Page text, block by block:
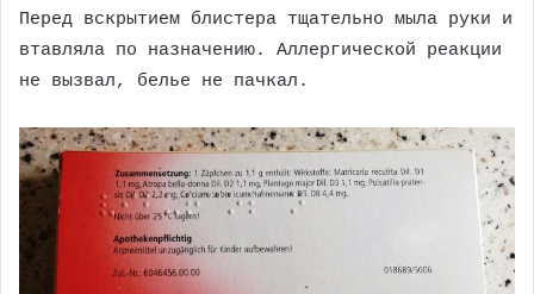
Перед вскрытием блистера тщательно мыла руки и
втавляла по назначению. Аллергической реакции
не вызвал, белье не пачкал.